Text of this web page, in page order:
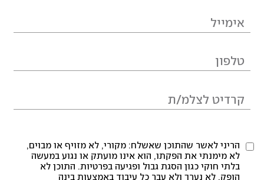
הריני לאשר שהתוכן שאשלח: מקורי, לא מזויף או מבוים,
לא מימנתי את הפקתו, הוא אינו מועתק או נגוע במעשה
בלתי חוקי כגון הסגת גבול ופגיעה בפרטיות. התוכן לא
הופק, לא נערך ולא עבר כל עיבוד באמצעות בינה